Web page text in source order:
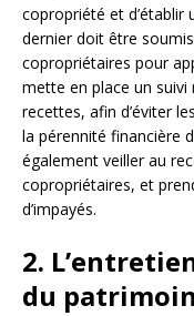
copropriété et d’établir
dernier doit être
copropriétaires pour
mette en place un suivi
recettes, afin d’éviter
la pérennité financière
également veiller au
copropriétaires, et
d’impayés.
2.
du